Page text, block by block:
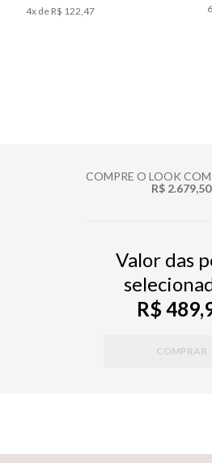
4x de R$ 122,47
6
COMPRE O LOOK
R$ 2.679,50
Valor das
R$
COMPRAR